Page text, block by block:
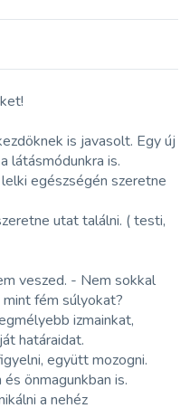
is javasolt. Egy új
látásmódunkra is.
egészségén szeretne
utat találni. ( testi,
veszed. - Nem sokkal
fém súlyokat?
izmainkat,
határaidat.
együtt mozogni.
önmagunkban is.
a nehéz